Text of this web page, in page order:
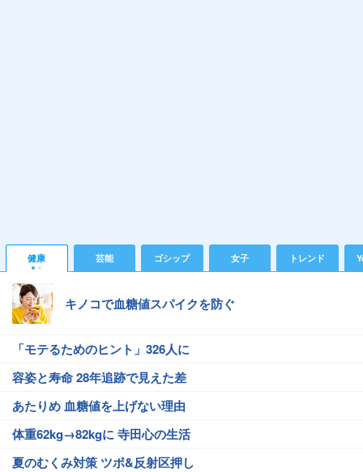
健康 芸能 ゴシップ 女子 トレンド
キノコで血糖値スパイクを防ぐ
「モテるためのヒント」326人に
容姿と寿命 28年追跡で見えた差
あたりめ 血糖値を上げない理由
体重62kg→82kgに 寺田心の生活
夏のむくみ対策 ツボ&反射区押し